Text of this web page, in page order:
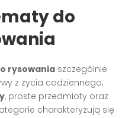
do
rysowania szczególnie
z życia codziennego,
, proste przedmioty oraz
charakteryzują się